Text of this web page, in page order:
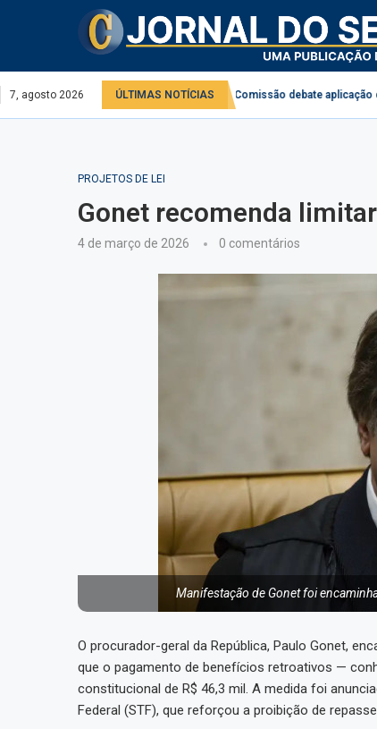
7, agosto 2026 ÚLTIMAS NOTÍCIAS
serviço público e privado Comissão debate aplicação da Lei do
PROJETOS DE LEI
Gonet recomenda
4 de março de 2026 0 comentários
Manifestação de Gonet foi
O procurador-geral da República, Paulo Gonet,
que o pagamento de benefícios retroativos —
constitucional de R$ 46,3 mil. A medida foi
Federal (STF), que reforçou a proibição de